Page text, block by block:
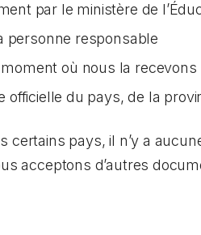
par le ministère de
personne responsable
où nous la recevons
du pays, de la
certains pays, il n’y a
acceptons d’autres